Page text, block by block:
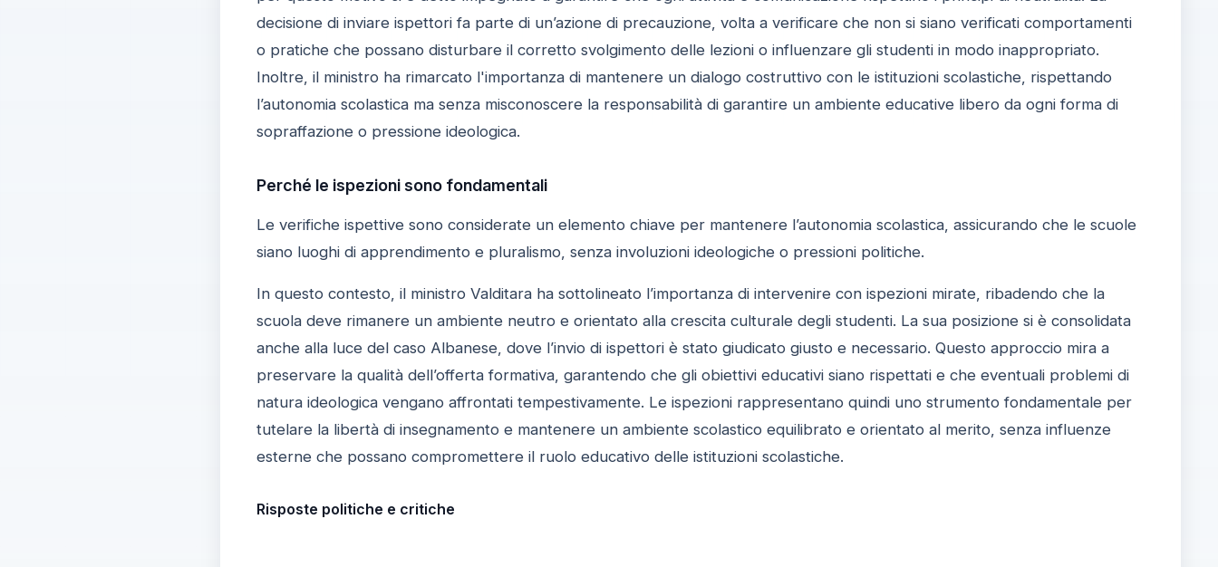
decisione di inviare ispettori fa parte di un’azione di precauzione, volta a verificare che non si siano verificati comportamenti
o pratiche che possano disturbare il corretto svolgimento delle lezioni o influenzare gli studenti in modo inappropriato.
Inoltre, il ministro ha rimarcato l'importanza di mantenere un dialogo costruttivo con le istituzioni scolastiche, rispettando
l’autonomia scolastica ma senza misconoscere la responsabilità di garantire un ambiente educative libero da ogni forma di
sopraffazione o pressione ideologica.
Perché le ispezioni sono fondamentali
Le verifiche ispettive sono considerate un elemento chiave per mantenere l’autonomia scolastica, assicurando che le scuole
siano luoghi di apprendimento e pluralismo, senza involuzioni ideologiche o pressioni politiche.
In questo contesto, il ministro Valditara ha sottolineato l’importanza di intervenire con ispezioni mirate, ribadendo che la
scuola deve rimanere un ambiente neutro e orientato alla crescita culturale degli studenti. La sua posizione si è consolidata
anche alla luce del caso Albanese, dove l’invio di ispettori è stato giudicato giusto e necessario. Questo approccio mira a
preservare la qualità dell’offerta formativa, garantendo che gli obiettivi educativi siano rispettati e che eventuali problemi di
natura ideologica vengano affrontati tempestivamente. Le ispezioni rappresentano quindi uno strumento fondamentale per
tutelare la libertà di insegnamento e mantenere un ambiente scolastico equilibrato e orientato al merito, senza influenze
esterne che possano compromettere il ruolo educativo delle istituzioni scolastiche.
Risposte politiche e critiche